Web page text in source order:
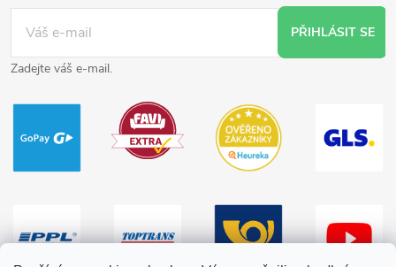
PŘIHLÁSIT SE
Zadejte váš e-mail.